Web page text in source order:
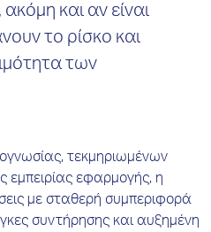
και αν είναι
το ρίσκο και
των
τεκμηριωμένων
εμπειρίας εφαρμογής, η
με σταθερή συμπεριφορά
συντήρησης και αυξημένη